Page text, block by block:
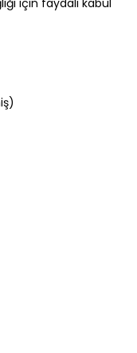
için faydalı kabul